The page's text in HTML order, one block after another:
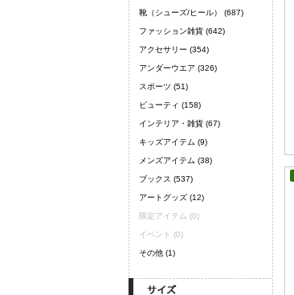
靴（シューズ/ヒール） (687)
ファッション雑貨 (642)
アクセサリー (354)
アンダーウエア (326)
スポーツ (51)
ビューティ (158)
インテリア・雑貨 (67)
キッズアイテム (9)
メンズアイテム (38)
ブックス (537)
アートグッズ (12)
限定アイテム (0)
イベント (0)
その他 (1)